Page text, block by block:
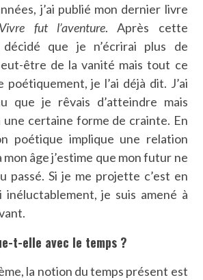
j’ai publié mon dernier livre
Vivre fut l’aventure. Après cette
décidé que je n’écrirai plus de
être de la vanité mais tout ce
poétiquement, je l’ai déjà dit. J’ai
que je rêvais d’atteindre mais
une certaine forme de crainte. En
poétique implique une relation
âge j’estime que mon futur ne
passé. Si je me projette c’est en
inéluctablement, je suis amené à
t-elle avec le temps ?
la notion du temps présent est